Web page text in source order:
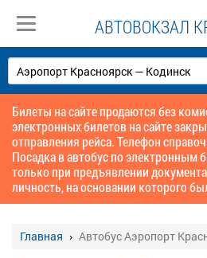
АВТОВОКЗАЛ
Билеты на сайте продаются без
электронных билетов на сайте
отправления рейса. Телефон
Посадка в автобус по электронным
только при предъявлении
личность, на основании которого
Главная Автобус Аэропорт